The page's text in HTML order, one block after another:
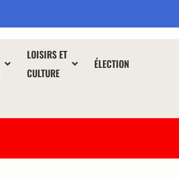
LOISIRS ET
CULTURE
ÉLECTION